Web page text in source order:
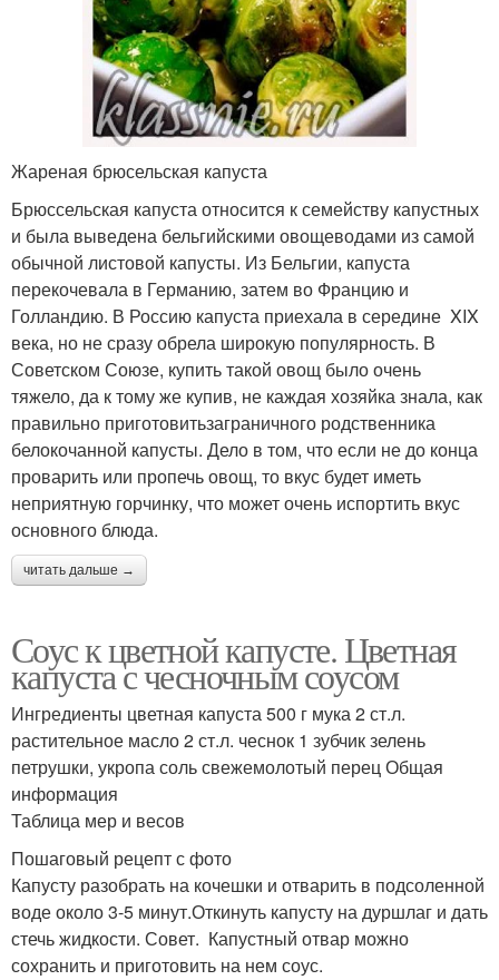
Жареная брюсельская капуста
Брюссельская капуста относится к семейству капустных
и была выведена бельгийскими овощеводами из самой
обычной листовой капусты. Из Бельгии, капуста
перекочевала в Германию, затем во Францию и
Голландию. В Россию капуста приехала в середине XIX
века, но не сразу обрела широкую популярность. В
Советском Союзе, купить такой овощ было очень
тяжело, да к тому же купив, не каждая хозяйка знала, как
правильно приготовитьзаграничного родственника
белокочанной капусты. Дело в том, что если не до конца
проварить или пропечь овощ, то вкус будет иметь
неприятную горчинку, что может очень испортить вкус
основного блюда.
читать дальше →
Соус к цветной капусте. Цветная
капуста с чесночным соусом
Ингредиенты цветная капуста 500 г мука 2 ст.л.
растительное масло 2 ст.л. чеснок 1 зубчик зелень
петрушки, укропа соль свежемолотый перец Общая
информация
Таблица мер и весов
Пошаговый рецепт с фото
Капусту разобрать на кочешки и отварить в подсоленной
воде около 3-5 минут.Откинуть капусту на дуршлаг и дать
стечь жидкости. Совет. Капустный отвар можно
сохранить и приготовить на нем соус.